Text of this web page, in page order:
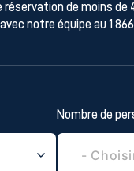
réservation de moins de
notre équipe au 1
Nombre de